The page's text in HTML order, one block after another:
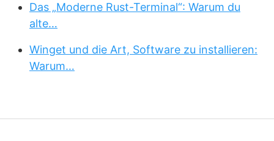
Das „Moderne Rust-Terminal“: Warum du
alte…
Winget und die Art, Software zu installieren:
Warum…